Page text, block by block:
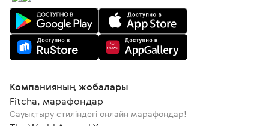
Компанияның жобалары
Fitcha, марафондар
Сауықтыру стиліндегі онлайн марафондар!